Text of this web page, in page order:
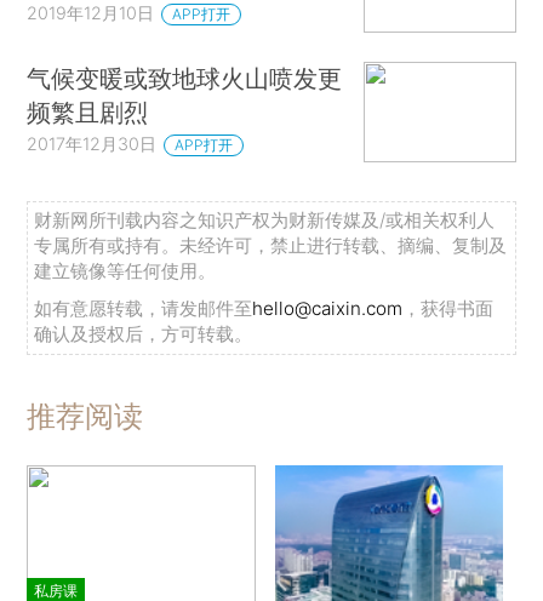
2019年12月10日 APP打开
气候变暖或致地球火山喷发更
频繁且剧烈
2017年12月30日 APP打开
财新网所刊载内容之知识产权为财新传媒及/或相关权利人
专属所有或持有。未经许可，禁止进行转载、摘编、复制及
建立镜像等任何使用。
如有意愿转载，请发邮件至hello@caixin.com ，获得书面
确认及授权后，方可转载。
推荐阅读
私房课